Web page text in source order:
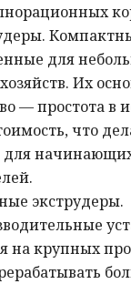
для
Их
— простота в
что
для
экструдеры.
на крупных